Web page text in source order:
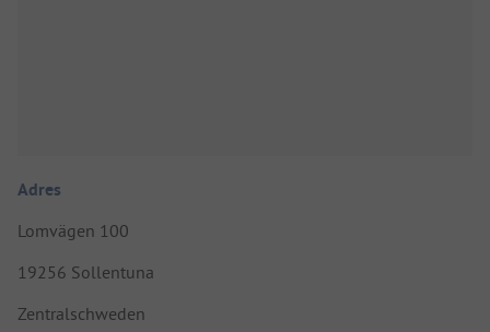
Adres
Lomvägen 100
19256 Sollentuna
Zentralschweden